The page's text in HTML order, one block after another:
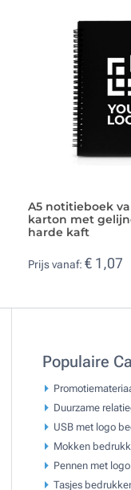
A5 notitieboek
karton met
harde kaft
Prijs vanaf: € 1,07
Populaire
Duurzame
USB met logo
Mokken
Pennen met logo
Tasjes